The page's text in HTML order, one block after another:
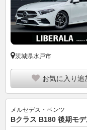
茨城県水戸市
お気に入り追
メルセデス・ベンツ
Bクラス B180 後期モ